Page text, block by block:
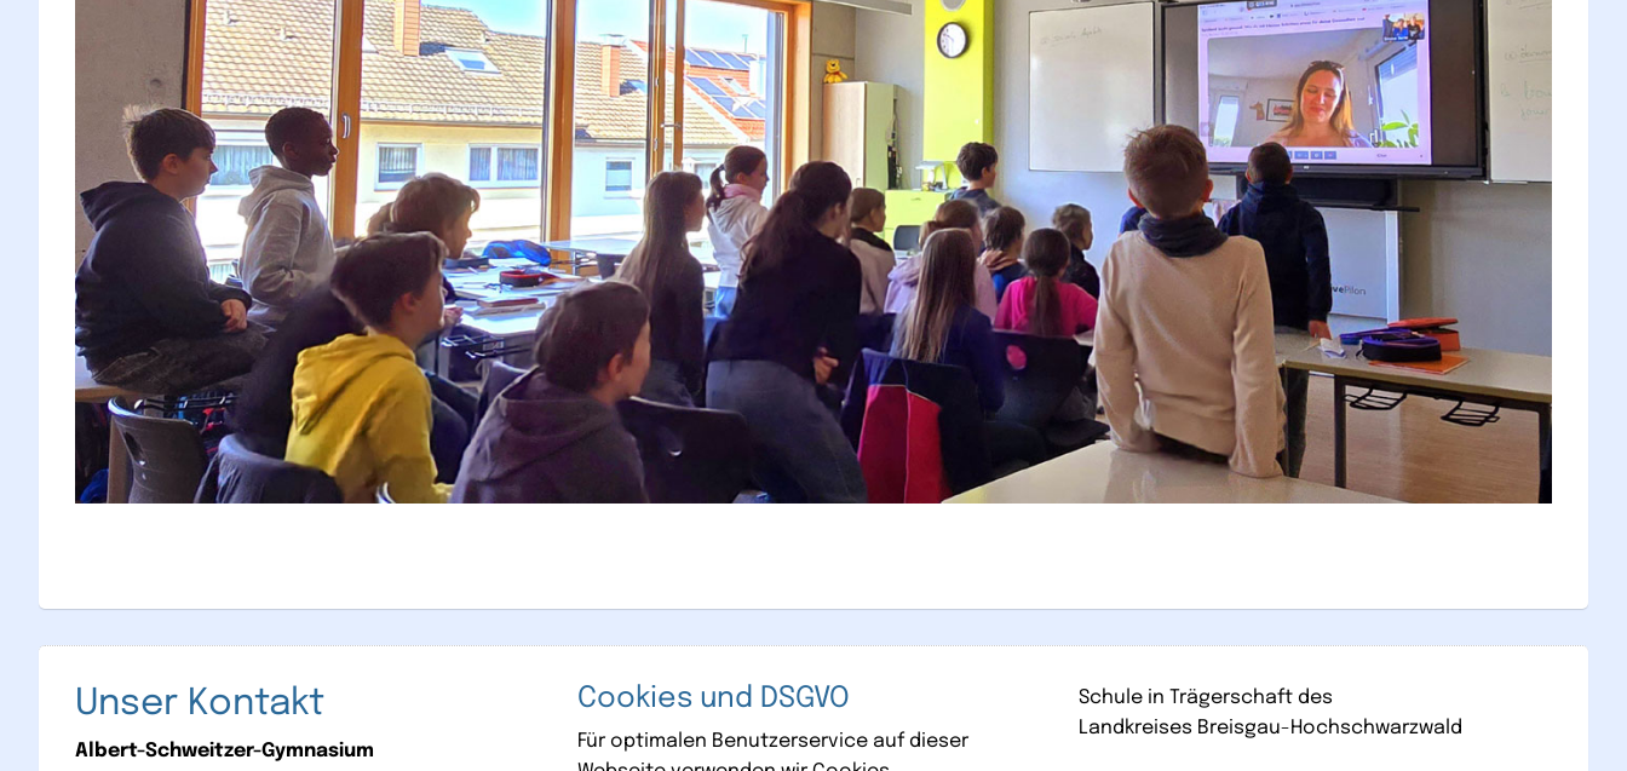
Unser Kontakt
Albert-Schweitzer-Gymnasium
Cookies und DSGVO
Für optimalen Benutzerservice auf dieser
Schule in Trägerschaft des
Landkreises Breisgau-Hochschwarzwald